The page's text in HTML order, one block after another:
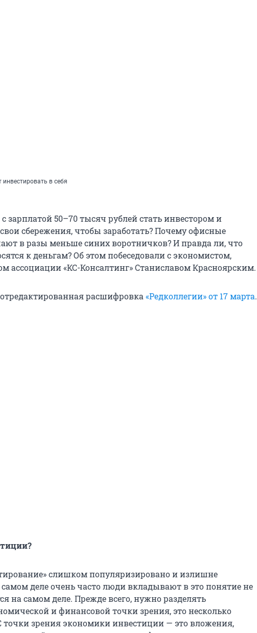
в себя
зарплатой50–70 тысяч рублей стать инвестором и
сбережения, чтобы заработать? Почему офисные
в разы меньше синих воротничков? И правда ли, что
к деньгам? Об этом побеседовали с экономистом,
ассоциации «КС-Консалтинг» Станиславом Красноярским.
расшифровка«Редколлегии» от 17 марта.
слишком популяризировано и излишне
деле очень часто люди вкладывают в это понятие не
на самом деле. Прежде всего, нужно разделять
и финансовой точки зрения, это несколько
точки зрения экономики инвестиции — это вложения,